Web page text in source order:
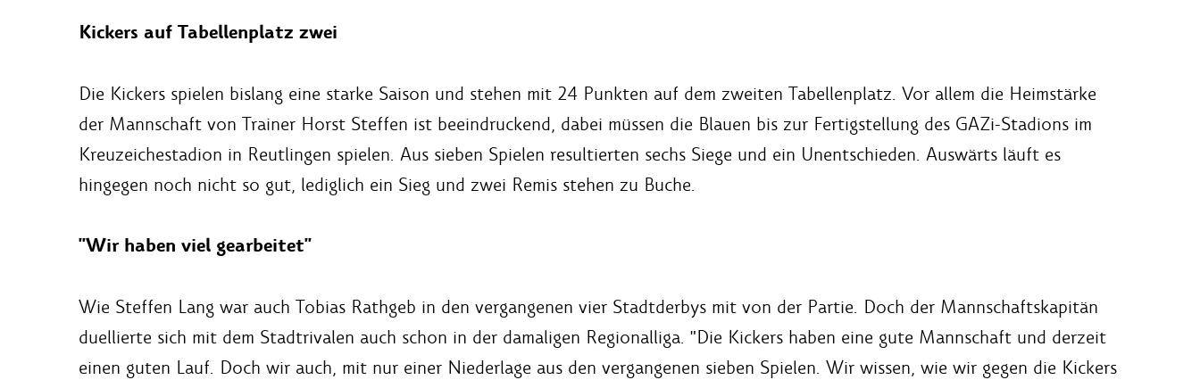
Kickers auf Tabellenplatz zwei
Die Kickers spielen bislang eine starke Saison und stehen mit 24 Punkten auf dem zweiten Tabellenplatz. Vor allem die Heimstärke
der Mannschaft von Trainer Horst Steffen ist beeindruckend, dabei müssen die Blauen bis zur Fertigstellung des GAZi-Stadions im
Kreuzeichestadion in Reutlingen spielen. Aus sieben Spielen resultierten sechs Siege und ein Unentschieden. Auswärts läuft es
hingegen noch nicht so gut, lediglich ein Sieg und zwei Remis stehen zu Buche.
"Wir haben viel gearbeitet"
Wie Steffen Lang war auch Tobias Rathgeb in den vergangenen vier Stadtderbys mit von der Partie. Doch der Mannschaftskapitän
duellierte sich mit dem Stadtrivalen auch schon in der damaligen Regionalliga. "Die Kickers haben eine gute Mannschaft und derzeit
einen guten Lauf. Doch wir auch, mit nur einer Niederlage aus den vergangenen sieben Spielen. Wir wissen, wie wir gegen die Kickers